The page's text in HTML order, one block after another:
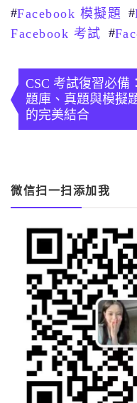
#Facebook 模擬題 #
Facebook 考試 #
章
導
覽
CSC 考試復習必備：
題庫、真題與模擬
的完美結合
微信扫一扫添加我